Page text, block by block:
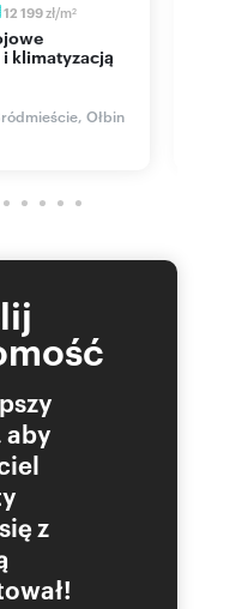
12 199zł/m2
klimatyzacją
Ołbin
aby
z